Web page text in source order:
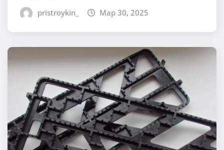
pristroykin_ Мар 30, 2025